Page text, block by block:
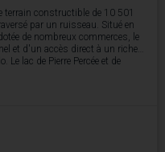
constructible de 10 501
par un ruisseau. Situé en
de nombreux commerces, le
et d'un accès direct à un riche
Le lac de Pierre Percée et de
de 31 503 €, soit 3 € le m².
en limite de parcelle,
de groupe… Ce site offre un